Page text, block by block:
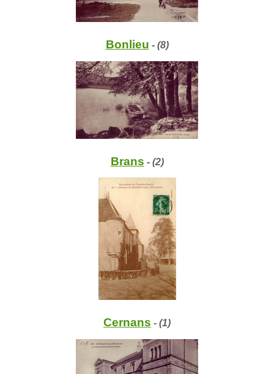
Bonlieu - (8)
Brans - (2)
Cernans - (1)